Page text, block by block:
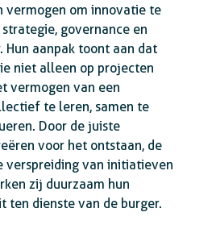
vermogen om innovatie te
governance en
Hun aanpak toont aan dat
niet alleen op projecten
vermogen van een
te leren, samen te
Door de juiste
voor het ontstaan, de
verspreiding van initiatieven
zij duurzaam hun
ten dienste van de burger.